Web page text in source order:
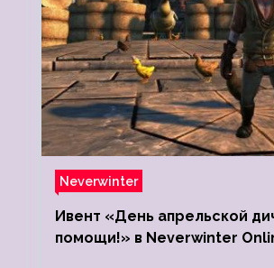
Neverwinter
Ивент «День апрельской
помощи!» в Neverwinter